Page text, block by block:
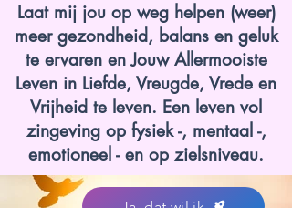
Laat mij jou op weg helpen (weer)
meer gezondheid, balans en geluk
te ervaren en Jouw Allermooiste
Leven in Liefde, Vreugde, Vrede en
Vrijheid te leven. Een leven vol
zingeving op fysiek -, mentaal -,
emotioneel - en op zielsniveau.